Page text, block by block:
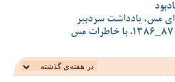
مس، یادداشت سردبیر